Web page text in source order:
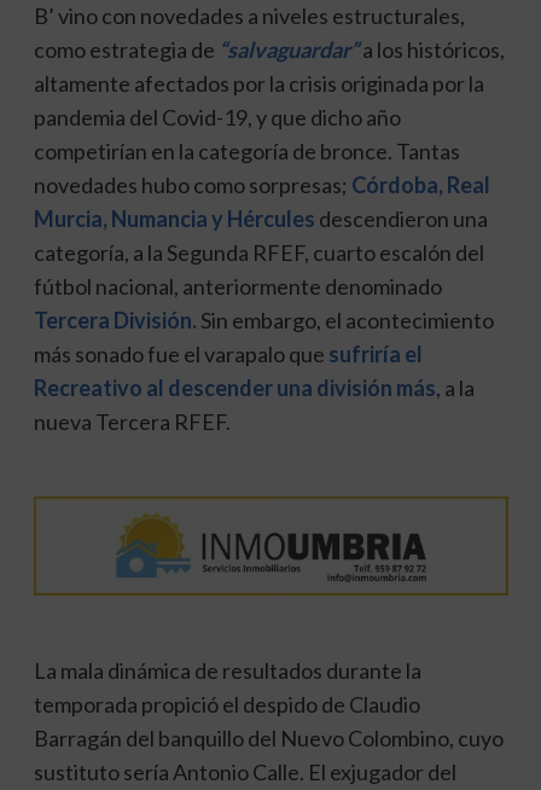
B’ vino con novedades a niveles estructurales,
como estrategia de “salvaguardar”a los históricos,
altamente afectados por la crisis originada por la
pandemia del Covid-19, y que dicho año
competirían en la categoría de bronce. Tantas
novedades hubo como sorpresas; Córdoba, Real
Murcia, Numancia y Hércules descendieron una
categoría, a la Segunda RFEF, cuarto escalón del
fútbol nacional, anteriormente denominado
Tercera División. Sin embargo, el acontecimiento
más sonado fue el varapalo que sufriría el
Recreativo al descender una división más, a la
nueva Tercera RFEF.
La mala dinámica de resultados durante la
temporada propició el despido de Claudio
Barragán del banquillo del Nuevo Colombino, cuyo
sustituto sería Antonio Calle. El exjugador del